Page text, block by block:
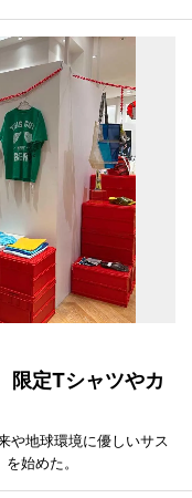
定Tシャツやカ
や地球環境に優しいサス
始めた。